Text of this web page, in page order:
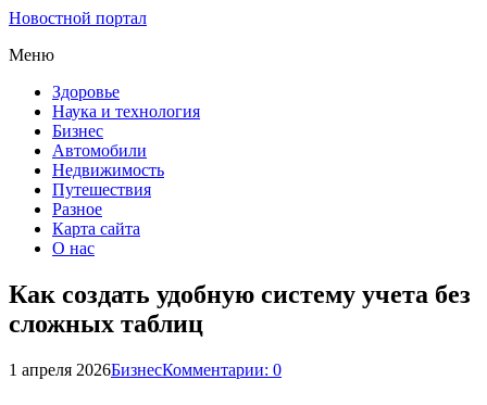
Новостной портал
Меню
Здоровье
Наука и технология
Бизнес
Автомобили
Недвижимость
Путешествия
Разное
Карта сайта
О нас
Как создать удобную систему учета без
сложных таблиц
1 апреля 2026БизнесКомментарии: 0